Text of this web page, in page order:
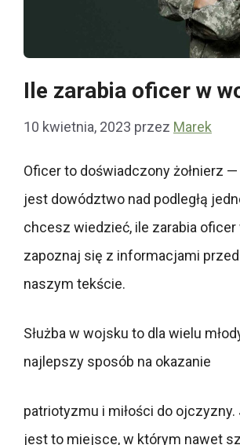
Ile zarabia oficer w
10 kwietnia, 2023 przez Marek
Oficer to doświadczony żołnierz
jest dowództwo nad podległą
chcesz wiedzieć, ile zarabia oficer
zapoznaj się z informacjami
naszym tekście.
Służba w wojsku to dla wielu
najlepszy sposób na okazanie
patriotyzmu i miłości do
jest to miejsce, w którym nawet